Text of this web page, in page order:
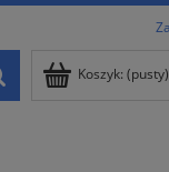
Koszyk: (pusty)